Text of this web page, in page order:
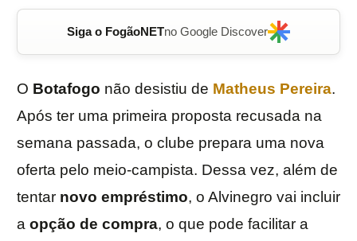
Siga o FogãoNETno Google Discover
O Botafogo não desistiu de Matheus Pereira.
Após ter uma primeira proposta recusada na
semana passada, o clube prepara uma nova
oferta pelo meio-campista. Dessa vez, além de
tentar novo empréstimo, o Alvinegro vai incluir
a opção de compra, o que pode facilitar a